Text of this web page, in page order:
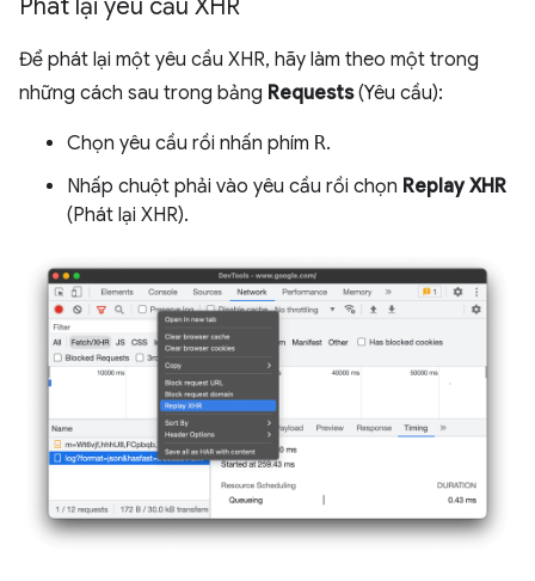
Phát lại yêu cầu XHR
Để phát lại một yêu cầu XHR, hãy làm theo một trong
những cách sau trong bảng Requests(Yêu cầu):
Chọn yêu cầu rồi nhấn phím R.
Nhấp chuột phải vào yêu cầu rồi chọn Replay XHR
(Phát lại XHR).